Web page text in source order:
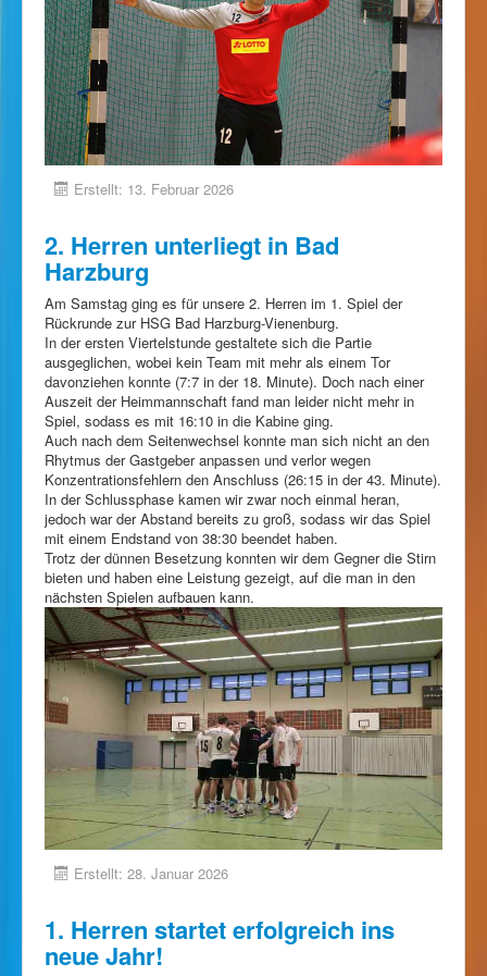
Erstellt: 13. Februar 2026
2. Herren unterliegt in Bad
Harzburg
Am Samstag ging es für unsere 2. Herren im 1. Spiel der
Rückrunde zur HSG Bad Harzburg-Vienenburg.
In der ersten Viertelstunde gestaltete sich die Partie
ausgeglichen, wobei kein Team mit mehr als einem Tor
davonziehen konnte (7:7 in der 18. Minute). Doch nach einer
Auszeit der Heimmannschaft fand man leider nicht mehr in
Spiel, sodass es mit 16:10 in die Kabine ging.
Auch nach dem Seitenwechsel konnte man sich nicht an den
Rhytmus der Gastgeber anpassen und verlor wegen
Konzentrationsfehlern den Anschluss (26:15 in der 43. Minute).
In der Schlussphase kamen wir zwar noch einmal heran,
jedoch war der Abstand bereits zu groß, sodass wir das Spiel
mit einem Endstand von 38:30 beendet haben.
Trotz der dünnen Besetzung konnten wir dem Gegner die Stirn
bieten und haben eine Leistung gezeigt, auf die man in den
nächsten Spielen aufbauen kann.
Erstellt: 28. Januar 2026
1. Herren startet erfolgreich ins
neue Jahr!